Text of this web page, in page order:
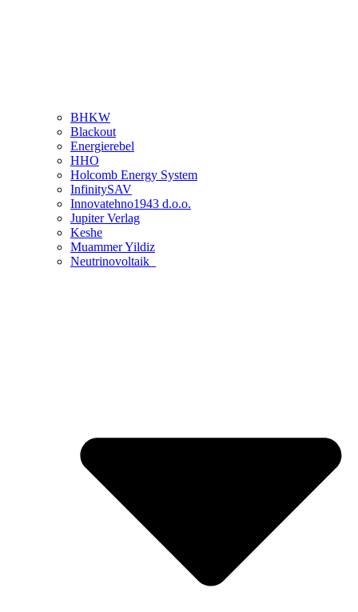
BHKW
Blackout
Energierebel
HHO
Holcomb Energy System
InfinitySAV
Innovatehno1943 d.o.o.
Jupiter Verlag
Keshe
Muammer Yildiz
Neutrinovoltaik